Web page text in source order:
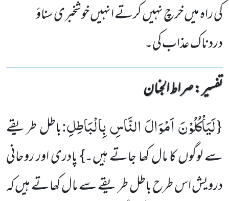
کی راہ میں خرچ نہیں کرتے انہیں خوشخبری سناؤ
دردناک عذاب کی۔
تفسیر : ‎صراط الجنان
{لَیَاْكُلُوْنَ اَمْوَالَ النَّاسِ بِالْبَاطِلِ:باطل طریقے
سے لوگوں کا مال کھا جاتے ہیں۔} پادری اور روحانی
درویش اس طرح باطل طریقے سے مال کھاتے ہیں کہ